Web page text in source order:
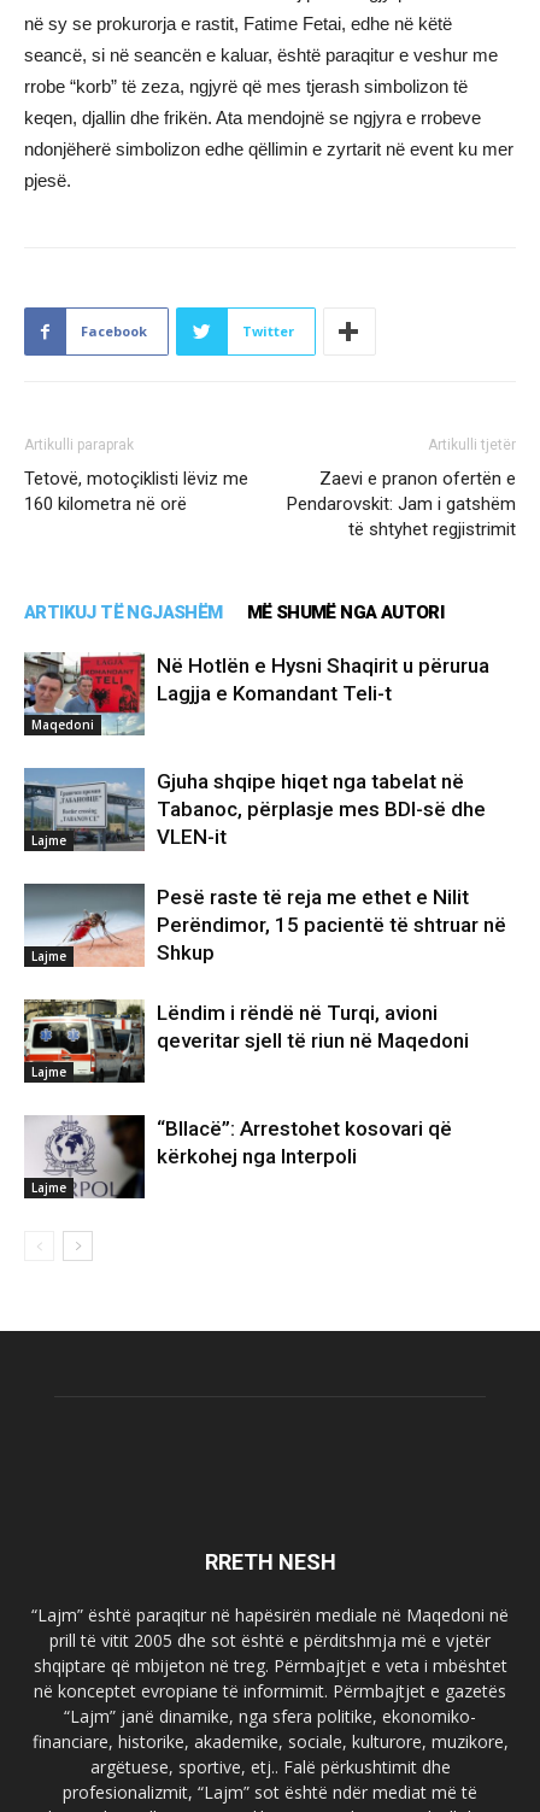
në sy se prokurorja e rastit, Fatime Fetai, edhe në këtë
seancë, si në seancën e kaluar, është paraqitur e veshur me
rrobe “korb” të zeza, ngjyrë që mes tjerash simbolizon të
keqen, djallin dhe frikën. Ata mendojnë se ngjyra e rrobeve
ndonjëherë simbolizon edhe qëllimin e zyrtarit në event ku mer
pjesë.
Facebook Twitter
Artikulli paraprak
Tetovë, motoçiklisti lëviz me
160 kilometra në orë
Artikulli tjetër
Zaevi e pranon ofertën e
Pendarovskit: Jam i gatshëm
të shtyhet regjistrimit
ARTIKUJ TË NGJASHËM MË SHUMË NGA AUTORI
Maqedoni
Në Hotlën e Hysni Shaqirit u përurua
Lagjja e Komandant Teli-t
Lajme
Gjuha shqipe hiqet nga tabelat në
Tabanoc, përplasje mes BDI-së dhe
VLEN-it
Lajme
Pesë raste të reja me ethet e Nilit
Perëndimor, 15 pacientë të shtruar në
Shkup
Lajme
Lëndim i rëndë në Turqi, avioni
qeveritar sjell të riun në Maqedoni
Lajme
“Bllacë”: Arrestohet kosovari që
kërkohej nga Interpoli
RRETH NESH
“Lajm” është paraqitur në hapësirën mediale në Maqedoni në
prill të vitit 2005 dhe sot është e përditshmja më e vjetër
shqiptare që mbijeton në treg. Përmbajtjet e veta i mbështet
në konceptet evropiane të informimit. Përmbajtjet e gazetës
“Lajm” janë dinamike, nga sfera politike, ekonomiko-
financiare, historike, akademike, sociale, kulturore, muzikore,
argëtuese, sportive, etj.. Falë përkushtimit dhe
profesionalizmit, “Lajm” sot është ndër mediat më të